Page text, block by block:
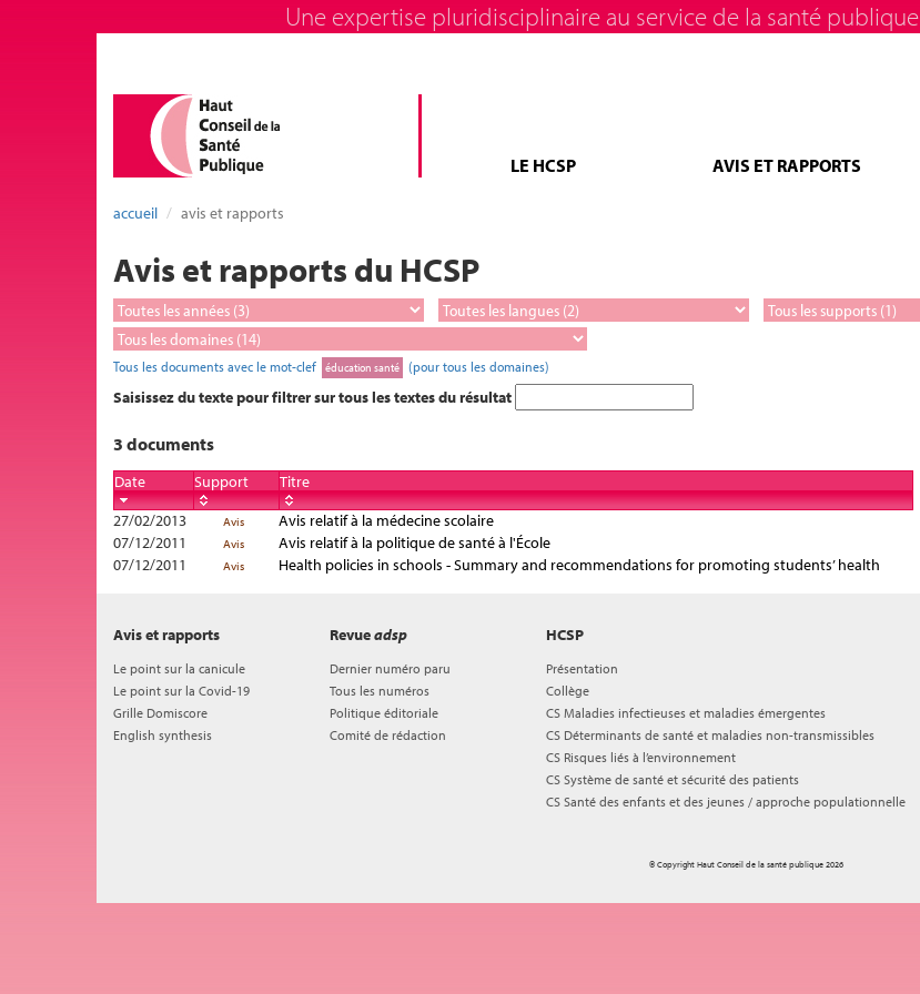
Une expertise pluridisciplinaire au service de la santé publique
LE HCSP AVIS ET RAPPORTS
accueil avis et rapports
Avis et rapports du HCSP
Tous les documents avec le mot-clef éducation santé (pour tous les domaines)
Saisissez du texte pour filtrer sur tous les textes du résultat
3 documents
Date Support
Titre
27/02/2013
Avis
Avis relatif à la médecine scolaire
07/12/2011
Avis
Avis relatif à la politique de santé à l'École
07/12/2011
Avis Health policies in schools - Summary and recommendations for promoting students’ health
HCSP
Présentation
Collège
CS Maladies infectieuses et maladies émergentes
CS Déterminants de santé et maladies non-transmissibles
CS Risques liés à l’environnement
CS Système de santé et sécurité des patients
CS Santé des enfants et des jeunes / approche populationnelle
Avis et rapports
Le point sur la canicule
Le point sur la Covid-19
Grille Domiscore
English synthesis
Revueadsp
Dernier numéro paru
Tous les numéros
Politique éditoriale
Comité de rédaction
© Copyright Haut Conseil de la santé publique 2026